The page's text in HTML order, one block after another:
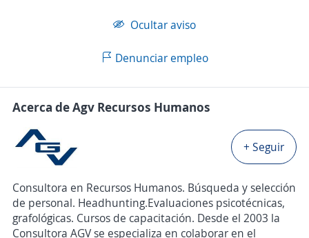
Ocultar aviso
Denunciar empleo
Acerca de Agv Recursos Humanos
+ Seguir
Consultora en Recursos Humanos. Búsqueda y selección
de personal. Headhunting.Evaluaciones psicotécnicas,
grafológicas. Cursos de capacitación. Desde el 2003 la
Consultora AGV se especializa en colaborar en el